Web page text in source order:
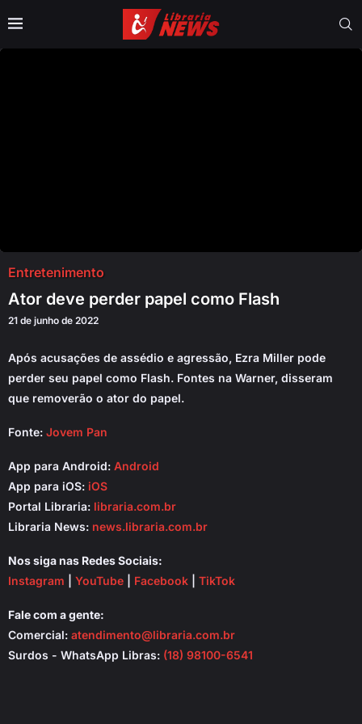
Entretenimento
Ator deve perder papel como Flash
21 de junho de 2022
Após acusações de assédio e agressão, Ezra Miller pode
perder seu papel como Flash. Fontes na Warner, disseram
que removerão o ator do papel.
Fonte: Jovem Pan
App para Android: Android
App para iOS: iOS
Portal Libraria: libraria.com.br
Libraria News: news.libraria.com.br
Nos siga nas Redes Sociais:
Instagram
YouTube Facebook TikTok
Fale com a gente:
Comercial: atendimento@libraria.com.br
Surdos - WhatsApp Libras: (18) 98100-6541